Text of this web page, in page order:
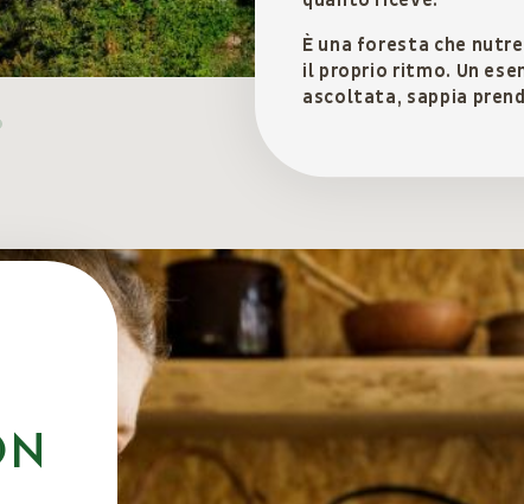
È una foresta che
il proprio ritmo. Un
ascoltata, sappia